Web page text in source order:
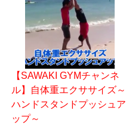
【SAWAKI GYMチャンネ
ル】自体重エクササイズ～
ハンドスタンドプッシュア
ップ～